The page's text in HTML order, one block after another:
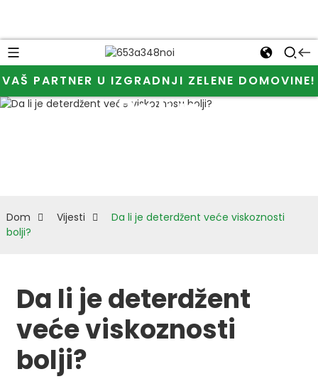
VAŠ PARTNER U IZGRADNJI ZELENE DOMOVINE!
Da li je
bolji?
Dom Vijesti
Da li je deterdžent veće viskoznosti
bolji?
Da li je deterdžent
veće viskoznosti
bolji?